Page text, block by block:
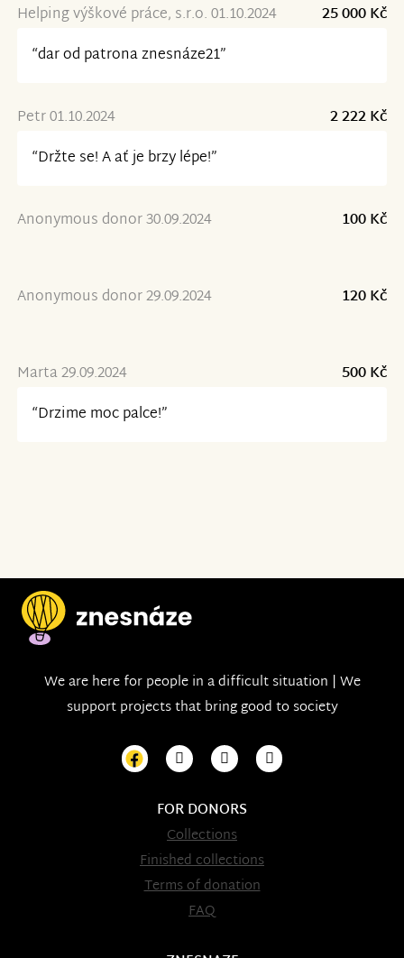
Helping výškové práce, s.r.o. 01.10.2024
25 000 Kč
“dar od patrona znesnáze21”
Petr 01.10.2024
2 222 Kč
“Držte se! A ať je brzy lépe!”
Anonymous donor 30.09.2024 100 Kč
Anonymous donor 29.09.2024 120 Kč
Marta 29.09.2024
500 Kč
“Drzime moc palce!”
We are here for people in a difficult situation | We
support projects that bring good to society
FOR DONORS
Collections
Finished collections
Terms of donation
FAQ